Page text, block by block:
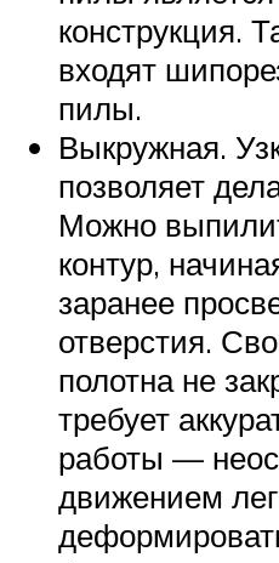
конструкция.
входят
пилы.
Выкружная.
позволяет
Можно
контур,
заранее
отверстия.
полотна не
требует
работы —
движением